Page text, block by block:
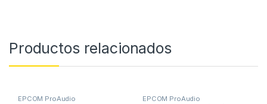
Productos relacionados
EPCOM ProAudio EPCOM ProAudio